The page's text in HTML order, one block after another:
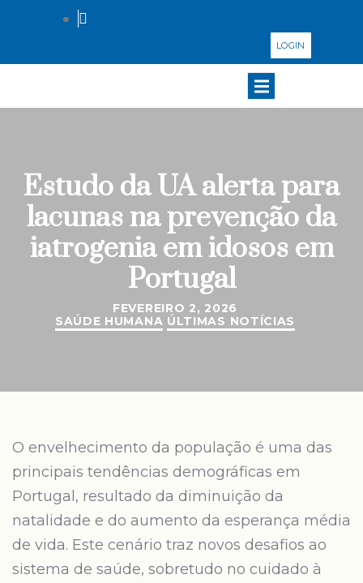
LOGIN
Estudo da UA alerta para
lacunas na prevenção da
iatrogenia em idosos em
Portugal
FEVEREIRO 2, 2026
SAÚDE HUMANA ÚLTIMAS NOTÍCIAS
O envelhecimento da população é uma das
principais tendências demográficas em
Portugal, resultado da diminuição da
natalidade e do aumento da esperança média
de vida. Este cenário traz novos desafios ao
sistema de saúde, sobretudo no cuidado à